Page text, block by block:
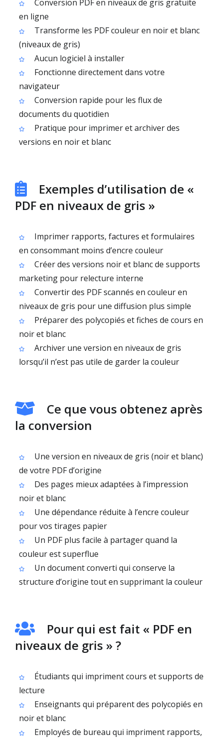
Conversion PDF en niveaux de gris gratuite
en ligne
Transforme les PDF couleur en noir et blanc
(niveaux de gris)
Aucun logiciel à installer
Fonctionne directement dans votre
navigateur
Conversion rapide pour les flux de
documents du quotidien
Pratique pour imprimer et archiver des
versions en noir et blanc
Exemples d’utilisation de «
PDF en niveaux de gris »
Imprimer rapports, factures et formulaires
en consommant moins d’encre couleur
Créer des versions noir et blanc de supports
marketing pour relecture interne
Convertir des PDF scannés en couleur en
niveaux de gris pour une diffusion plus simple
Préparer des polycopiés et fiches de cours en
noir et blanc
Archiver une version en niveaux de gris
lorsqu’il n’est pas utile de garder la couleur
Ce que vous obtenez après
la conversion
Une version en niveaux de gris (noir et blanc)
de votre PDF d’origine
Des pages mieux adaptées à l’impression
noir et blanc
Une dépendance réduite à l’encre couleur
pour vos tirages papier
Un PDF plus facile à partager quand la
couleur est superflue
Un document converti qui conserve la
structure d’origine tout en supprimant la couleur
Pour qui est fait « PDF en
niveaux de gris » ?
Étudiants qui impriment cours et supports de
lecture
Enseignants qui préparent des polycopiés en
noir et blanc
Employés de bureau qui impriment rapports,